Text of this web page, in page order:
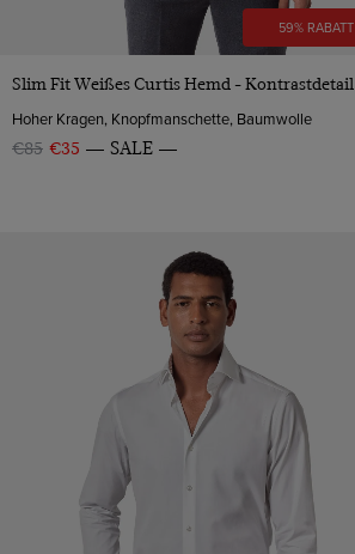
59% RABATT
VORSCHAU
Slim Fit Weißes Curtis Hemd - Kontrastdetail
Hoher Kragen, Knopfmanschette, Baumwolle
€85 €35 SALE